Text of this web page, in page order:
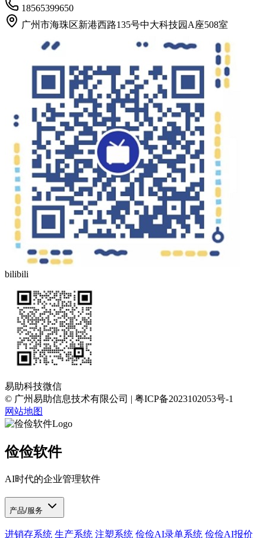
18565399650
广州市海珠区新港西路135号中大科技园A座508室
bilibili
易助科技微信
© 广州易助信息技术有限公司 | 粤ICP备2023102053号-1
网站地图
俭俭软件
AI时代的企业管理软件
产品/服务
进销存系统 生产系统 注塑系统 俭俭AI录单系统 俭俭AI报价